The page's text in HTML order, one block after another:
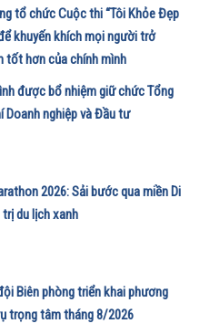
tổ chức Cuộc thi “Tôi Khỏe Đẹp
khuyến khích mọi người trở
tốt hơn của chính mình
được bổ nhiệm giữ chức Tổng
Doanh nghiệp và Đầu tư
2026: Sải bước qua miền Di
du lịch xanh
Biên phòng triển khai phương
trọng tâm tháng 8/2026